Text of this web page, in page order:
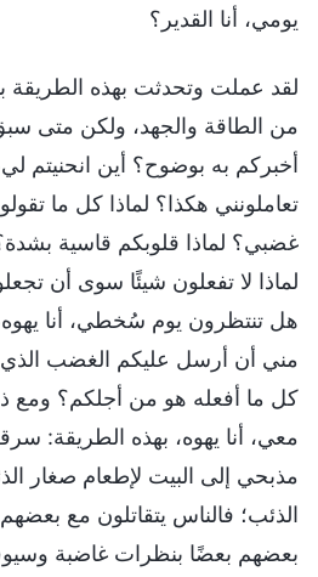
يومي، أنا القدير؟
لقد عملت وتحدثت بهذه الطريقة
من الطاقة والجهد، ولكن متى
أخبركم به بوضوح؟ أين انحنيتم لي،
تعاملونني هكذا؟ لماذا كل ما
غضبي؟ لماذا قلوبكم قاسية
لماذا لا تفعلون شيئًا سوى أن
هل تنتظرون يوم سُخطي، أنا
مني أن أرسل عليكم الغضب الذي
كل ما أفعله هو من أجلكم؟ ومع
معي، أنا يهوه، بهذه الطريقة:
مذبحي إلى البيت لإطعام صغار
الذئب؛ فالناس يتقاتلون مع
بعضهم بعضًا بنظرات غاضبة